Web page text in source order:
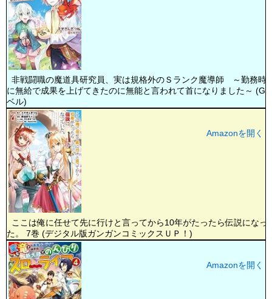
非戦闘職の魔道具研究員、実は規格外のＳランク魔導師 ～勤務時
に無給で成果を上げてきたのに無能と言われて首になりました～
ベル)
ここは俺に任せて先に行けと言ってから10年がたったら伝説になっ
た。 7巻 (デジタル版ガンガンコミックスＵＰ！)
Amazonを開く
Amazonを開く